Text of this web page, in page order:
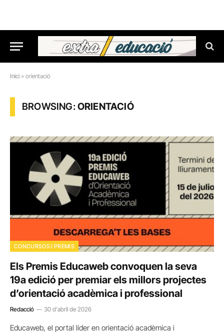
Inici » orientació
BROWSING:ORIENTACIÓ
CONCURSOS I PREMIS
Els Premis Educaweb convoquen la seva
19a edició per premiar els millors projectes
d’orientació acadèmica i professional
Redacció 30 d'abril de 2026
Educaweb, el portal líder en orientació acadèmica i